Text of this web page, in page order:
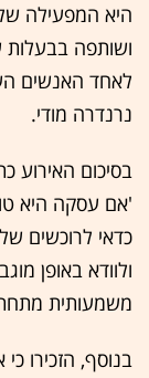
היא המפעילה
ושותפה בבעלות
לאחד האנשים
נרנדרה מודי.
'אם עסקה היא
כדאי לרוכשים
ולוודא באופן
משמעותית
בנוסף, הזכירו